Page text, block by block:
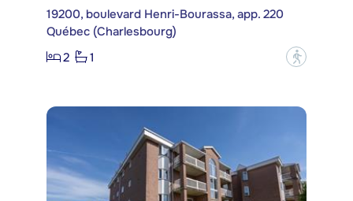
19200, boulevard Henri-Bourassa, app. 220
Québec (Charlesbourg)
2
1 ?